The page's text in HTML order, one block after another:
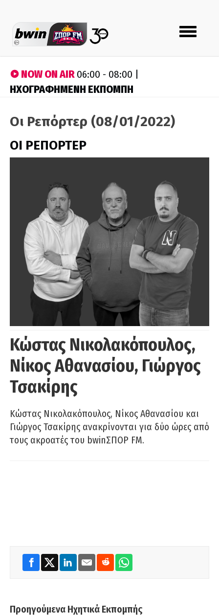
Toggle
navigation
NOW ON AIR06:00 - 08:00 |
ΗΧΟΓΡΑΦΗΜΕΝΗ ΕΚΠΟΜΠΗ
Οι Ρεπόρτερ (08/01/2022)
ΟΙ ΡΕΠΟΡΤΕΡ
Κώστας Νικολακόπουλος,
Νίκος Αθανασίου, Γιώργος
Τσακίρης
Κώστας Νικολακόπουλος, Νίκος Αθανασίου και
Γιώργος Τσακίρης ανακρίνονται για δύο ώρες από
τους ακροατές του bwinΣΠΟΡ FM.
Προηγούμενα Ηχητικά Εκπομπής